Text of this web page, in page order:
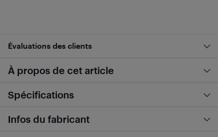
Évaluations des clients
À propos de cet article
Spécifications
Infos du fabricant